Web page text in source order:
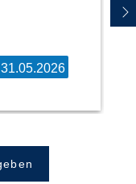
31.05.2026